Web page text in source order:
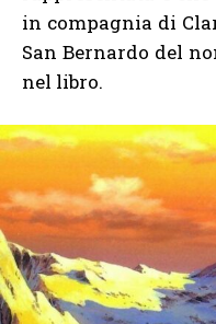
in compagnia di
San Bernardo del
nel libro.